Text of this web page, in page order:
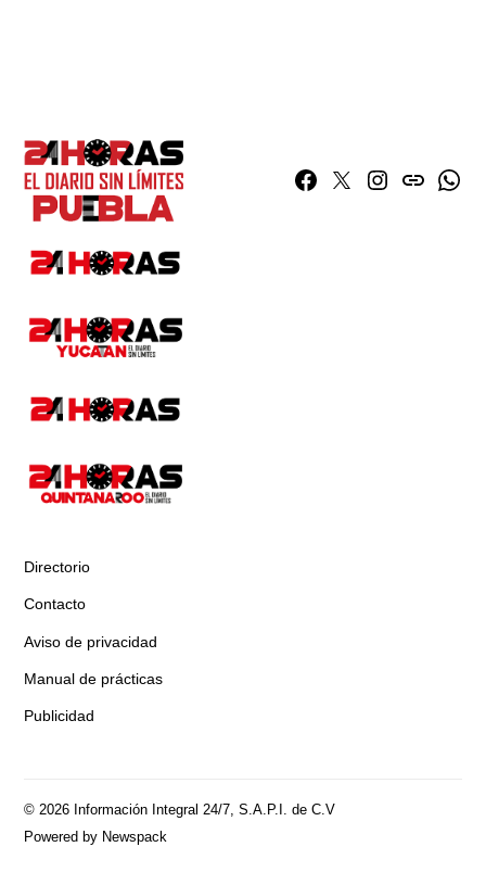
Facebook
TwitterInstagram
issuu
Directorio
Contacto
Aviso de privacidad
Manual de prácticas
Publicidad
© 2026 Información Integral 24/7, S.A.P.I. de C.V
Powered by Newspack